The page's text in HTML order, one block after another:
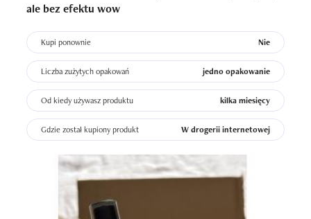
ale bez efektu wow
Kupi ponownie Nie
Liczba zużytych opakowań jedno opakowanie
Od kiedy używasz produktu kilka miesięcy
Gdzie został kupiony produkt W drogerii internetowej